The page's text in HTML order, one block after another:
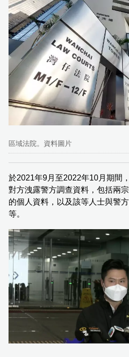
區域法院。資料圖片
於2021年9月至2022年10月期間
對方洩露警方調查資料，包括兩
的個人資料，以及該等人士與警
等。